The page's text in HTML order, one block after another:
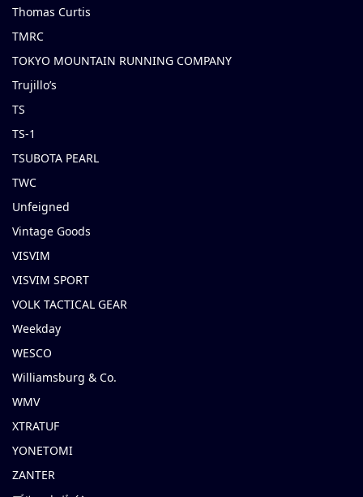
Thomas Curtis
TMRC
TOKYO MOUNTAIN RUNNING COMPANY
Trujillo’s
TS
TS-1
TSUBOTA PEARL
TWC
Unfeigned
Vintage Goods
VISVIM
VISVIM SPORT
VOLK TACTICAL GEAR
Weekday
WESCO
Williamsburg & Co.
WMV
XTRATUF
YONETOMI
ZANTER